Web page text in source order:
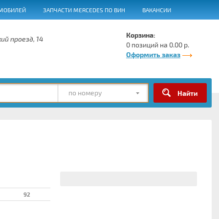
ЗАПЧАСТИ MERCEDES ПО ВИН ВАКАНСИИ
проезд, 14
Корзина:
0 позиций на 0.00 р.
Оформить заказ
по номеру
92